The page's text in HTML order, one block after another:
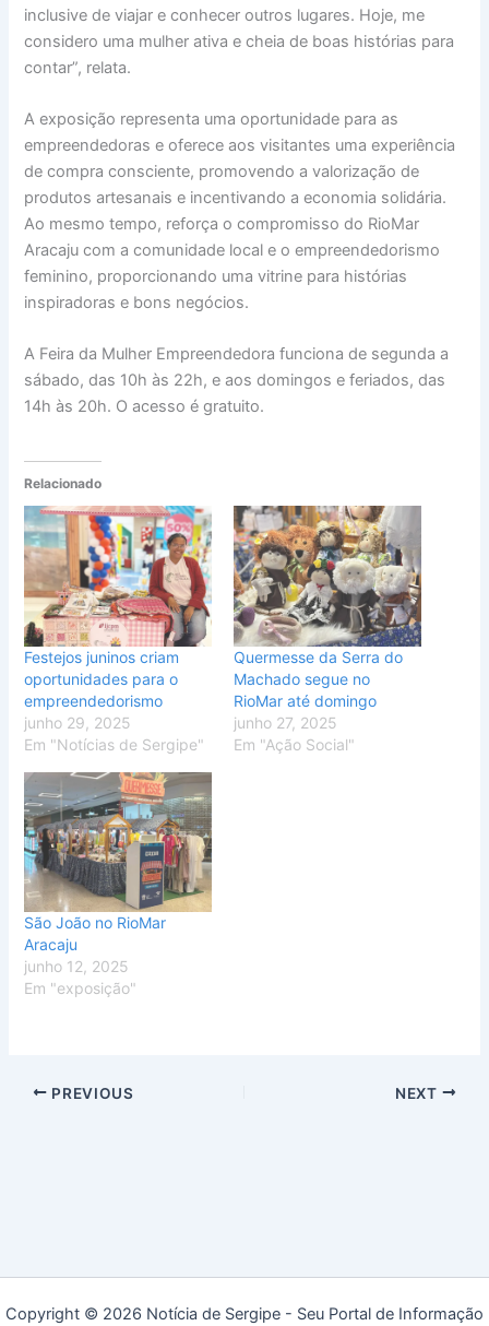
inclusive de viajar e conhecer outros lugares. Hoje, me
considero uma mulher ativa e cheia de boas histórias para
contar”, relata.
A exposição representa uma oportunidade para as
empreendedoras e oferece aos visitantes uma experiência
de compra consciente, promovendo a valorização de
produtos artesanais e incentivando a economia solidária.
Ao mesmo tempo, reforça o compromisso do RioMar
Aracaju com a comunidade local e o empreendedorismo
feminino, proporcionando uma vitrine para histórias
inspiradoras e bons negócios.
A Feira da Mulher Empreendedora funciona de segunda a
sábado, das 10h às 22h, e aos domingos e feriados, das
14h às 20h. O acesso é gratuito.
Relacionado
Festejos juninos criam
oportunidades para o
empreendedorismo
junho 29, 2025
Em "Notícias de Sergipe"
Quermesse da Serra do
Machado segue no
RioMar até domingo
junho 27, 2025
Em "Ação Social"
São João no RioMar
Aracaju
junho 12, 2025
Em "exposição"
PREVIOUS NEXT
Copyright © 2026 Notícia de Sergipe - Seu Portal de Informação